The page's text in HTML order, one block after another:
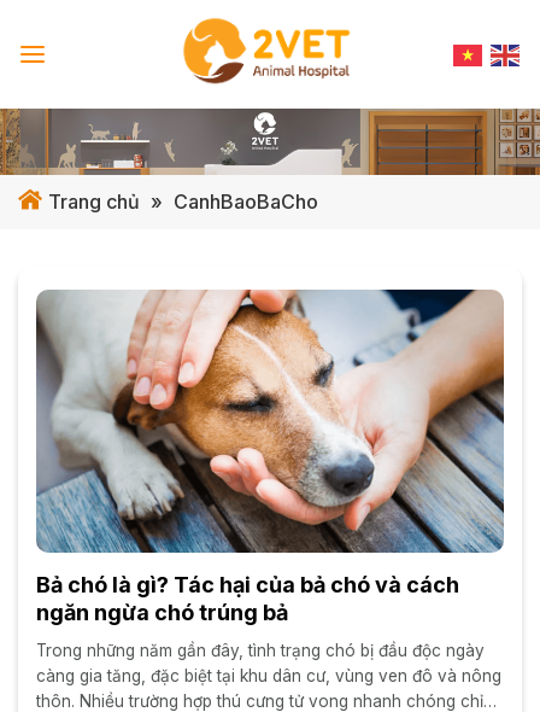
Trang chủ » CanhBaoBaCho
Bả chó là gì? Tác hại của bả chó và cách
ngăn ngừa chó trúng bả
Trong những năm gần đây, tình trạng chó bị đầu độc ngày
càng gia tăng, đặc biệt tại khu dân cư, vùng ven đô và nông
thôn. Nhiều trường hợp thú cưng tử vong nhanh chóng chỉ